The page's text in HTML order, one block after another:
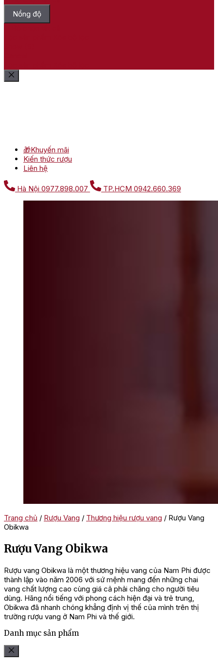
Nồng độ
🎁Khuyến mãi
Kiến thức rượu
Liên hệ
Hà Nội 0977.898.007 TP.HCM 0942.660.369
Trang chủ / Rượu Vang / Thương hiệu rượu vang / Rượu Vang
Obikwa
Rượu Vang Obikwa
Rượu vang Obikwa là một thương hiệu vang của Nam Phi được
thành lập vào năm 2006 với sứ mệnh mang đến những chai
vang chất lượng cao cùng giá cả phải chăng cho người tiêu
dùng. Hãng nổi tiếng với phong cách hiện đại và trẻ trung,
Obikwa đã nhanh chóng khẳng định vị thế của mình trên thị
trường rượu vang ở Nam Phi và thế giới.
Danh mục sản phẩm